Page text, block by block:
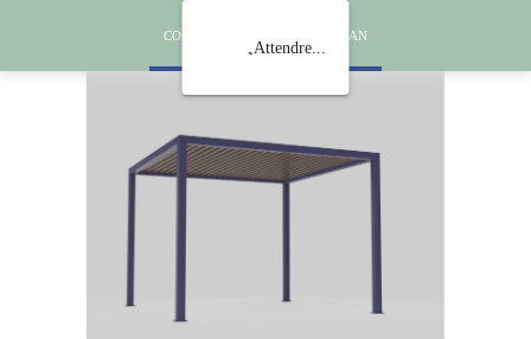
CONFIGURER BEACH CANADIAN
Attendre...